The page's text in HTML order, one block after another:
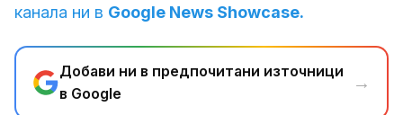
канала ни в Google News Showcase.
Добави ни в предпочитани източници
в Google
→